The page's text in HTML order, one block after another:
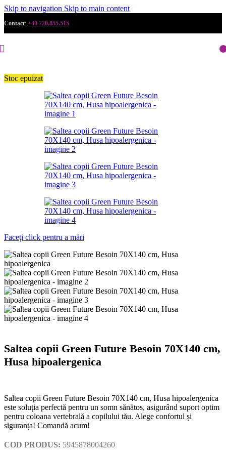
Skip to navigation Skip to main content
Contact: +40 720.855.515
Stoc epuizat
Faceți click pentru a mări
Saltea copii Green Future Besoin 70X140 cm,
Husa hipoalergenica
Saltea copii Green Future Besoin 70X140 cm, Husa hipoalergenica
este soluția perfectă pentru un somn sănătos, asigurând suport optim
pentru coloana vertebrală a copilului tău. Alege confortul și
siguranța! Comandă acum!
COD PRODUS: 5945878004260